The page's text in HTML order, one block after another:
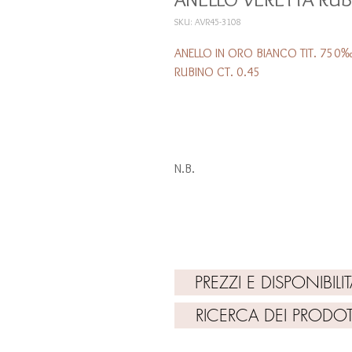
SKU: AVR45-3108
ANELLO IN ORO BIANCO TIT.
RUBINO CT. 0.45
N.B.
PREZZI E
RICERCA DEI